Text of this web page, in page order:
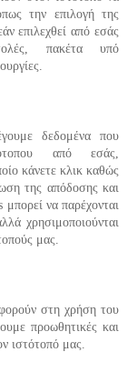
την επιλογή της
επιλεχθεί από εσάς
πακέτα υπό
δεδομένα που
από εσάς,
κάνετε κλικ καθώς
της απόδοσης και
να παρέχονται
χρησιμοποιούνται
μας.
στη χρήση του
προωθητικές και
ιστότοπό μας.